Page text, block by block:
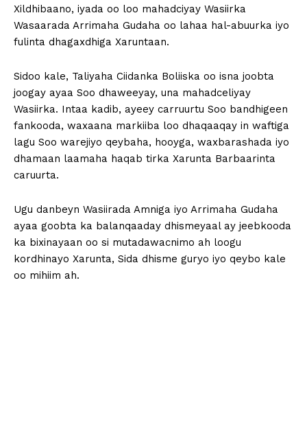
Xildhibaano, iyada oo loo mahadciyay Wasiirka
Wasaarada Arrimaha Gudaha oo lahaa hal-abuurka iyo
fulinta dhagaxdhiga Xaruntaan.
Sidoo kale, Taliyaha Ciidanka Boliiska oo isna joobta
joogay ayaa Soo dhaweeyay, una mahadceliyay
Wasiirka. Intaa kadib, ayeey carruurtu Soo bandhigeen
fankooda, waxaana markiiba loo dhaqaaqay in waftiga
lagu Soo warejiyo qeybaha, hooyga, waxbarashada iyo
dhamaan laamaha haqab tirka Xarunta Barbaarinta
caruurta.
Ugu danbeyn Wasiirada Amniga iyo Arrimaha Gudaha
ayaa goobta ka balanqaaday dhismeyaal ay jeebkooda
ka bixinayaan oo si mutadawacnimo ah loogu
kordhinayo Xarunta, Sida dhisme guryo iyo qeybo kale
oo mihiim ah.